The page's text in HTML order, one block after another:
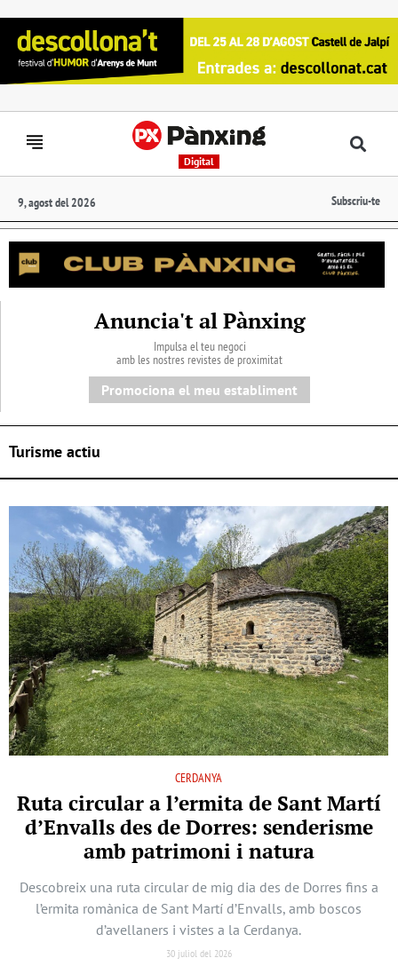
Digital
9, agost del 2026 Subscriu-te
Anuncia't al Pànxing
Impulsa el teu negoci
amb les nostres revistes de proximitat
Promociona el meu establiment
Turisme actiu
CERDANYA
Ruta circular a l’ermita de Sant Martí
d’Envalls des de Dorres: senderisme
amb patrimoni i natura
Descobreix una ruta circular de mig dia des de Dorres fins a
l’ermita romànica de Sant Martí d’Envalls, amb boscos
d’avellaners i vistes a la Cerdanya.
30 juliol del 2026